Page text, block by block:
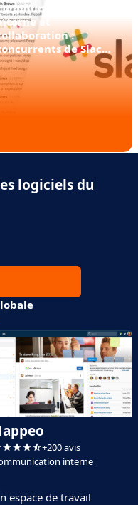
et
:
de Slack
alternatives
logiciels du
+200 avis
interne
espace de travail